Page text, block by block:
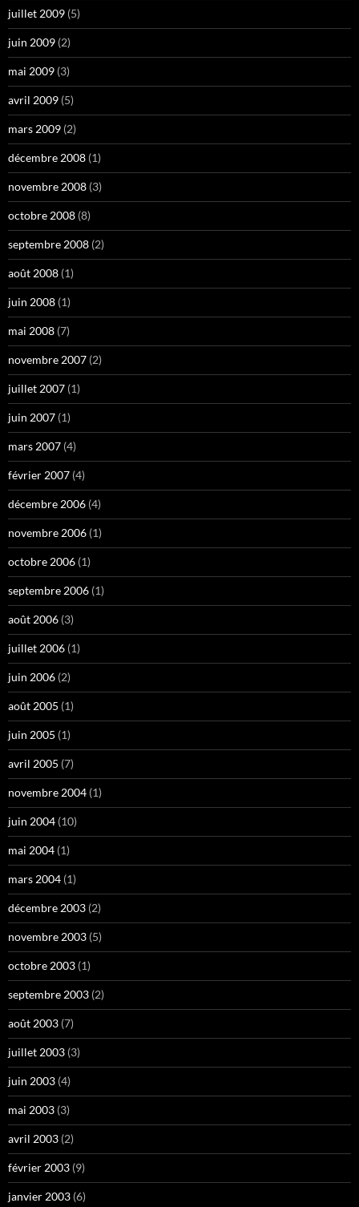
juillet 2009 (5)
juin 2009 (2)
mai 2009 (3)
avril 2009 (5)
mars 2009 (2)
décembre 2008 (1)
novembre 2008 (3)
octobre 2008 (8)
septembre 2008 (2)
août 2008 (1)
juin 2008 (1)
mai 2008 (7)
novembre 2007 (2)
juillet 2007 (1)
juin 2007 (1)
mars 2007 (4)
février 2007 (4)
décembre 2006 (4)
novembre 2006 (1)
octobre 2006 (1)
septembre 2006 (1)
août 2006 (3)
juillet 2006 (1)
juin 2006 (2)
août 2005 (1)
juin 2005 (1)
avril 2005 (7)
novembre 2004 (1)
juin 2004 (10)
mai 2004 (1)
mars 2004 (1)
décembre 2003 (2)
novembre 2003 (5)
octobre 2003 (1)
septembre 2003 (2)
août 2003 (7)
juillet 2003 (3)
juin 2003 (4)
mai 2003 (3)
avril 2003 (2)
février 2003 (9)
janvier 2003 (6)